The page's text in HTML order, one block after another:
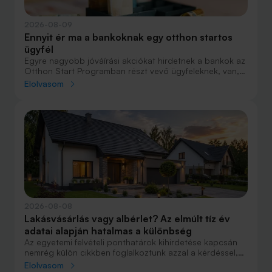
Ennyit ér ma a bankoknak egy otthon startos
ügyfél
Egyre nagyobb jóváírási akciókat hirdetnek a bankok az
Otthon Start Programban részt vevő ügyfeleknek, van,
ahol összesen akár félmillió forint jóváírást is össze lehet
nagyobb jóváírásért?
Elolvasom
Lakásvásárlás vagy albérlet? Az elmúlt tíz év
adatai alapján hatalmas a különbség
Az egyetemi felvételi ponthatárok kihirdetése kapcsán
nemrég külön cikkben foglalkoztunk azzal a kérdéssel,
hogy lakást venni vagy vásárolni éri meg jobban. Előző
Elolvasom